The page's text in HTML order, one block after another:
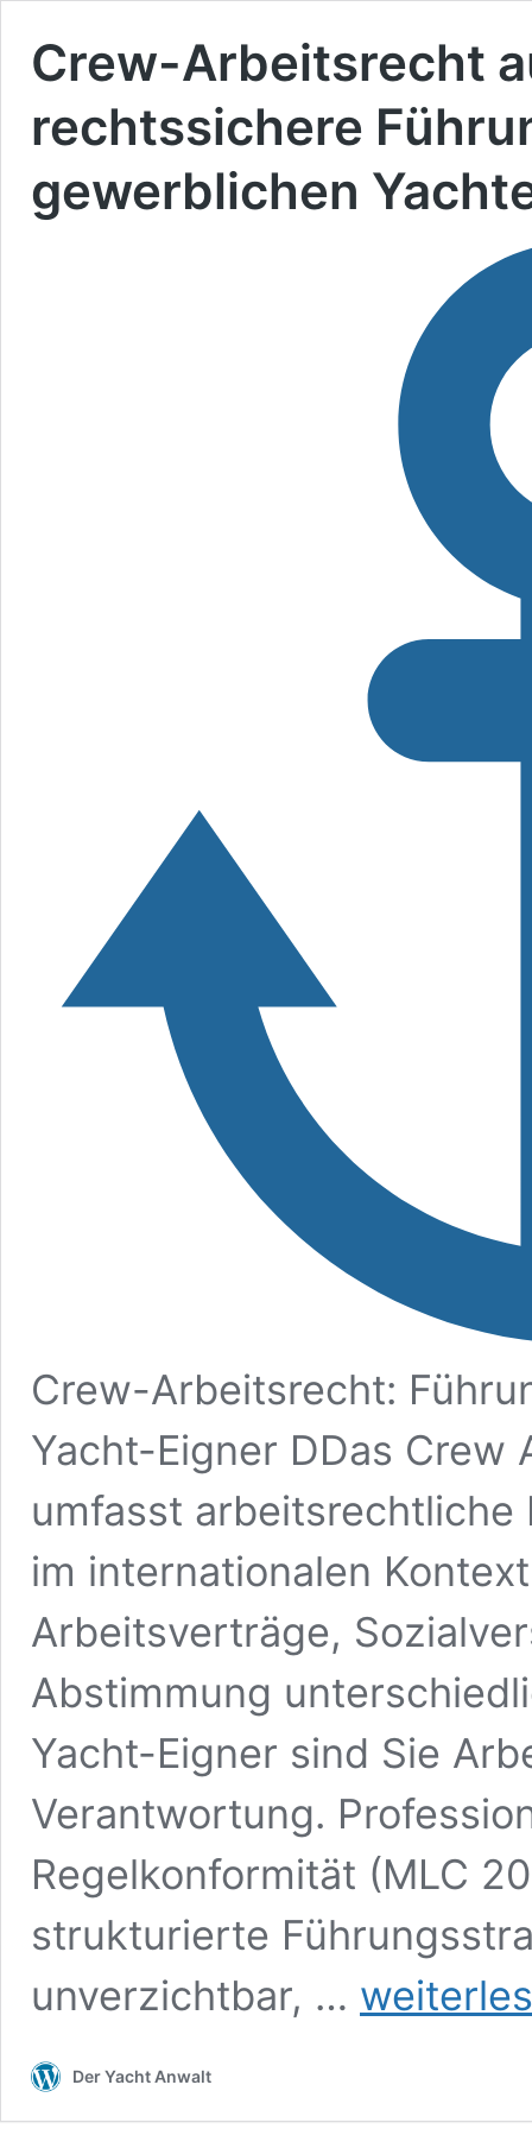
Crew-Arbeitsrecht
rechtssichere
gewerblichen
Crew-Arbeitsrecht:
Yacht-Eigner DDas Crew
umfasst arbeitsrechtliche
im internationalen
Arbeitsverträge,
Abstimmung
Yacht-Eigner sind Sie
Verantwortung.
Regelkonformität (MLC
strukturierte
unverzichtbar, …
Arbeitsrecht
Der Yacht Anwalt